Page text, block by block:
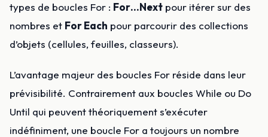
types de boucles For : For…Next pour itérer sur des
nombres et For Each pour parcourir des collections
d’objets (cellules, feuilles, classeurs).
L’avantage majeur des boucles For réside dans leur
prévisibilité. Contrairement aux boucles While ou Do
Until qui peuvent théoriquement s’exécuter
indéfiniment, une boucle For a toujours un nombre